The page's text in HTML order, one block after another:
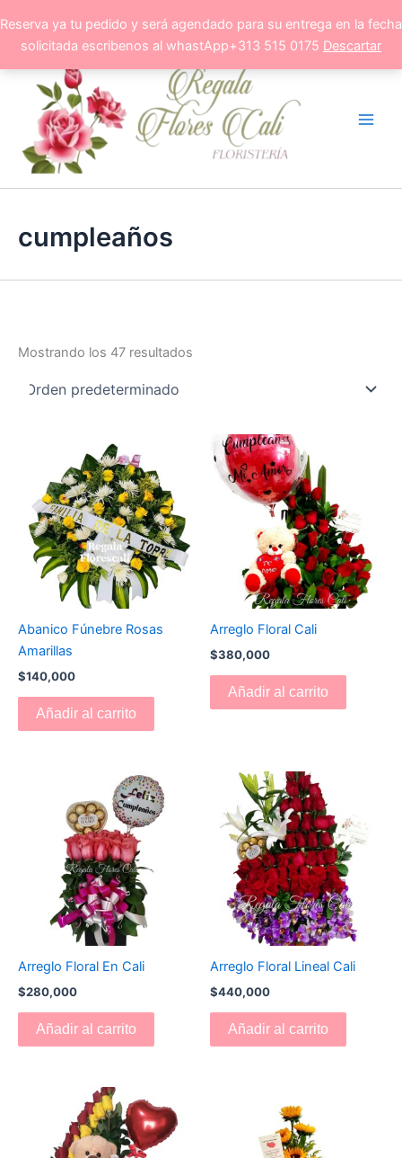
Reserva ya tu pedido y será agendado para su entrega en la fecha
solicitada escribenos al whastApp+313 515 0175 Descartar
al
contenido
cumpleaños
Mostrando los 47 resultados
Abanico Fúnebre Rosas
Amarillas
$140,000
Añadir al carrito
Arreglo Floral Cali
$380,000
Añadir al carrito
Arreglo Floral En Cali
$280,000
Añadir al carrito
Arreglo Floral Lineal Cali
$440,000
Añadir al carrito